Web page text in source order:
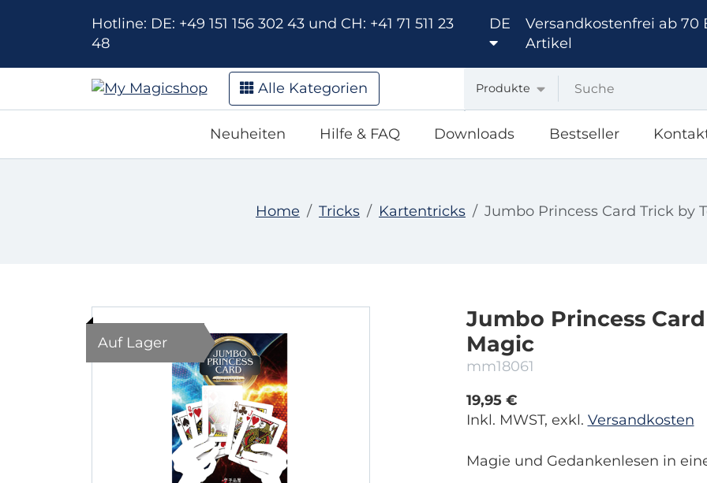
Hotline: DE: +49 151 156 302 43 und CH: +41 71 511 23
48
DE
Versandkostenfrei ab 70
Artikel
Alle Kategorien Produkte
Neuheiten Hilfe & FAQ Downloads Bestseller
Home Tricks Kartentricks Jumbo Princess Card Trick by
Auf Lager
Jumbo Princess
Magic
mm18061
19,95 €
Inkl. MWST, exkl. Versandkosten
Magie und Gedankenlesen in